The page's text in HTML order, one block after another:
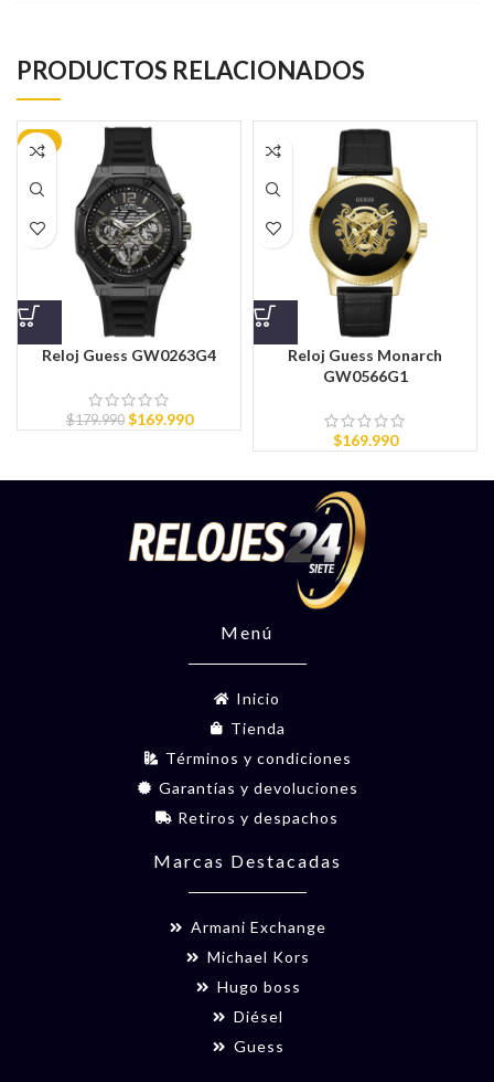
PRODUCTOS RELACIONADOS
-6%
Reloj Guess GW0263G4
$179.990 $169.990
Reloj Guess Monarch
GW0566G1
$169.990
Menú
Inicio
Tienda
Términos y condiciones
Garantías y devoluciones
Retiros y despachos
Marcas Destacadas
Armani Exchange
Michael Kors
Hugo boss
Diésel
Guess